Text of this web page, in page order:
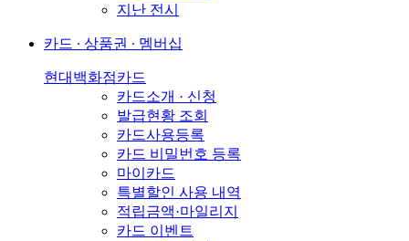
지난 전시
카드 ∙ 상품권 ∙ 멤버십
현대백화점카드
카드소개 · 신청
발급현황 조회
카드사용등록
카드 비밀번호 등록
마이카드
특별할인 사용 내역
적립금액·마일리지
카드 이벤트